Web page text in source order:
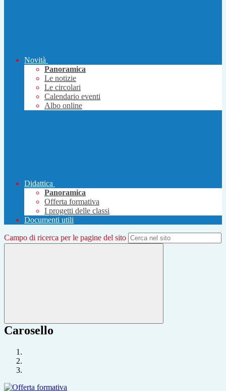
Novità
Panoramica
Le notizie
Le circolari
Calendario eventi
Albo online
Didattica
Panoramica
Offerta formativa
I progetti delle classi
Documenti utili
Campo di ricerca per le pagine del sito
Carosello